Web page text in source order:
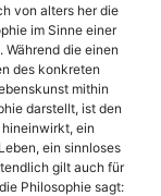
von alters her die
im Sinne einer
die einen
des konkreten
mithin
darstellt, ist den
ein
ein sinnloses
gilt auch für
Philosophie sagt: